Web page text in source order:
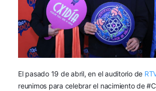
El pasado 19 de abril, en el auditorio de
reunimos para celebrar el nacimiento de